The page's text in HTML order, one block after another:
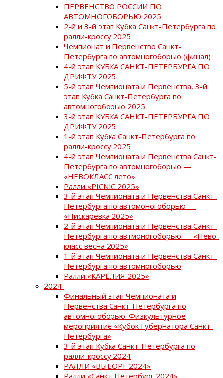
ПЕРВЕНСТВО РОССИИ ПО
АВТОМНОГОБОРЬЮ 2025
2-й и 3-й этап Кубка Санкт-Петербурга по
ралли-кроссу 2025
Чемпионат и Первенство Санкт-
Петербурга по автомногоборью (финал)
4-й этап КУБКА САНКТ-ПЕТЕРБУРГА ПО
ДРИФТУ 2025
5-й этап Чемпионата и Первенства, 3-й
этап Кубка Санкт-Петербурга по
автомногоборью 2025
3-й этап КУБКА САНКТ-ПЕТЕРБУРГА ПО
ДРИФТУ 2025
1-й этап Кубка Санкт-Петербурга по
ралли-кроссу 2025
4-й этап Чемпионата и Первенства Санкт-
Петербурга по автомногоборью —
«НЕВОКЛАСС лето»
Ралли «PICNIC 2025»
3-й этап Чемпионата и Первенства Санкт-
Петербурга по автомоногоборью —
«Пискаревка 2025»
2-й этап Чемпионата и Первенства Санкт-
Петербурга по автмоногоборью — «Нево-
класс весна 2025»
1-й этап Чемпионата и Первенства Санкт-
Петербурга по автомногоборью
Ралли «КАРЕЛИЯ 2025»
2024
Финальный этап Чемпионата и
Первенства Санкт-Петербурга по
автомногоборью. Физкультурное
мероприятие «Кубок Губернатора Санкт-
Петербурга»
3-й этап Кубка Санкт-Петербурга по
ралли-кроссу 2024
РАЛЛИ «ВЫБОРГ 2024»
Ралли «Санкт-Петербург 2024»